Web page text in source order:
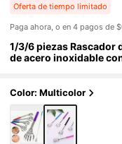
Oferta de tiempo limitado
Paga ahora, o en 4 pagos de
1/3/6 piezas Rascador
de acero inoxidable
a regalos de Acción de
Navidad, rellenos de
galos de Navidad,
enos de calcetines
egalos de Navidad para
Color: Multicolor